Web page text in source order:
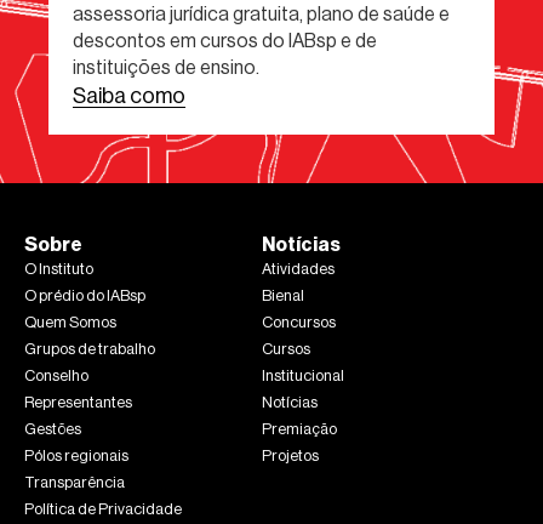
assessoria jurídica gratuita, plano de saúde e
descontos em cursos do IABsp e de
instituições de ensino.
Saiba como
Sobre
O Instituto
O prédio do IABsp
Quem Somos
Grupos de trabalho
Conselho
Representantes
Gestões
Pólos regionais
Transparência
Política de Privacidade
Notícias
Atividades
Bienal
Concursos
Cursos
Institucional
Notícias
Premiação
Projetos